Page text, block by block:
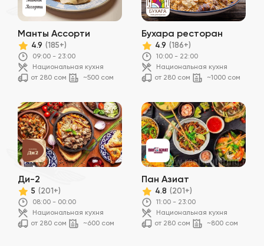
Манты Ассорти
4.9 (185+)
09:00 - 23:00
Национальная кухня
от 280 сом
~500 сом
Бухара ресторан
4.9 (186+)
10:00 - 22:00
Национальная кухня
от 280 сом
~1000 сом
Ди-2
5 (201+)
08:00 - 00:00
Национальная кухня
от 280 сом
~600 сом
Пан Азиат
4.8 (201+)
11:00 - 23:00
Национальная кухня
от 280 сом
~800 сом